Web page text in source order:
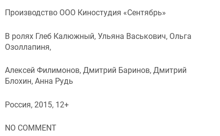
Производство ООО Киностудия «Сентябрь»
В ролях Глеб Калюжный, Ульяна Васькович, Ольга
Озоллапиня,
Алексей Филимонов, Дмитрий Баринов, Дмитрий
Блохин, Анна Рудь
Россия, 2015, 12+
NO COMMENT